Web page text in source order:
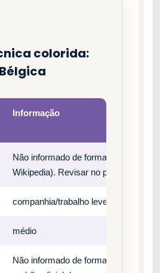
colorida:
Informação
Não informado de forma estruturada
Wikipedia). Revisar no padrão oficial
companhia/trabalho leve
médio
Não informado de forma estruturada